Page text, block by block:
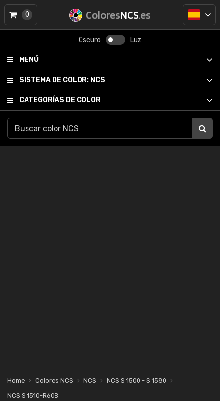
ColoresNCS.es
Oscuro Luz
MENÚ
SISTEMA DE COLOR: NCS
CATEGORÍAS DE COLOR
0
Home Colores NCS NCS
NCS S 1500 - S 1580
NCS S 1510-R60B